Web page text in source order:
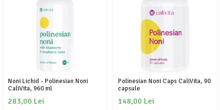
Noni Lichid - Polinesian Noni
CaliVita, 960 ml
283,00 Lei
Polinesian Noni Caps CaliVita, 90
capsule
148,00 Lei